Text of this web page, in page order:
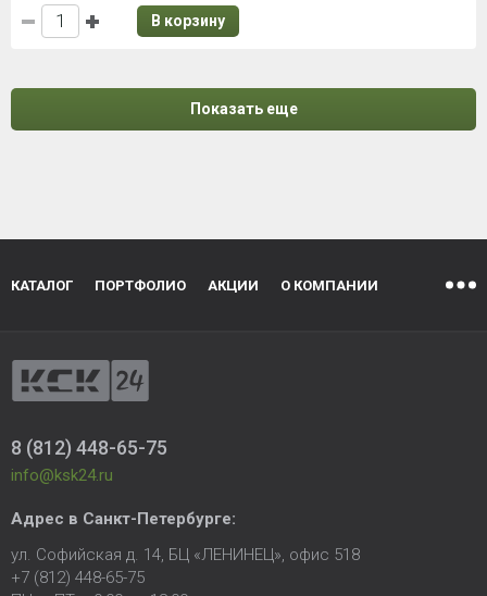
В корзину
Показать еще
КАТАЛОГ ПОРТФОЛИО АКЦИИ О КОМПАНИИ
8 (812) 448-65-75
info@ksk24.ru
Адрес в Санкт-Петербурге:
ул. Софийская д. 14, БЦ «ЛЕНИНЕЦ», офис 518
+7 (812) 448-65-75